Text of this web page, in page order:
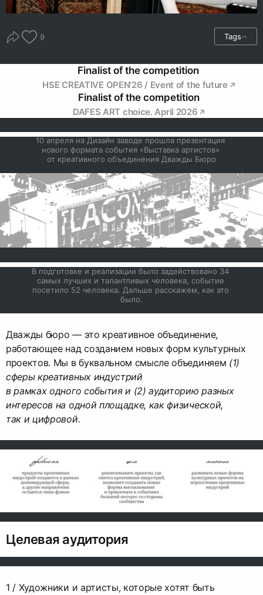
9 Tags
Finalist of the competition
HSE CREATIVE OPEN'26 / Event of the future
Finalist of the competition
DAFES ART choice. April 2026
10 апреля на Дизайн заводе прошла презентация
нового формата события «Выставка артистов»
от креативного объединения Дважды Бюро
В подготовке и реализации было задействовано 34
самых лучших и талантливых человека, событие
посетило 52 человека. Дальше расскажем, как это
было.
Дважды бюро — это креативное объединение,
работающее над созданием новых форм культурных
проектов. Мы в буквальном смысле объединяем (1)
сферы креативных индустрий
в рамках одного события и (2) аудиторию разных
интересов на одной площадке, как физической,
так и цифровой.
Целевая аудитория
1 / Художники и артисты, которые хотят быть